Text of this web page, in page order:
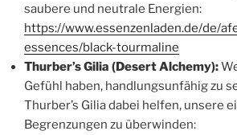
saubere und neutrale Energien:
https://www.essenzenladen.de/de/
essences/black-tourmaline
Thurber’s Gilia (Desert Alchemy):
Gefühl haben, handlungsunfähig zu
Thurber’s Gilia dabei helfen, unsere
Begrenzungen zu überwinden: